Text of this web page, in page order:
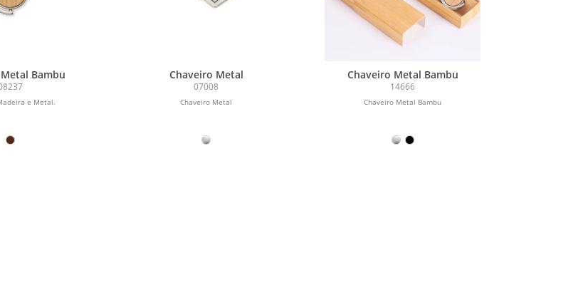
Bambu
e Metal.
Chaveiro Metal
07008
Chaveiro Metal
Chaveiro Metal Bambu
14666
Chaveiro Metal Bambu